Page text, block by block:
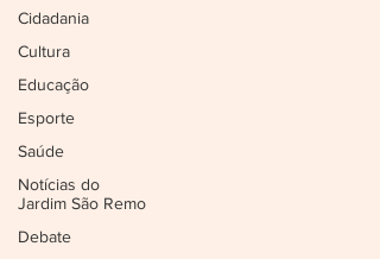
Cidadania
Cultura
Educação
Esporte
Saúde
Notícias do
Jardim São Remo
Debate